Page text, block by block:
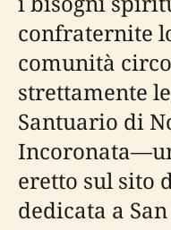
confraternite
comunità
strettamente
Santuario di
eretto sul sito
dedicata a